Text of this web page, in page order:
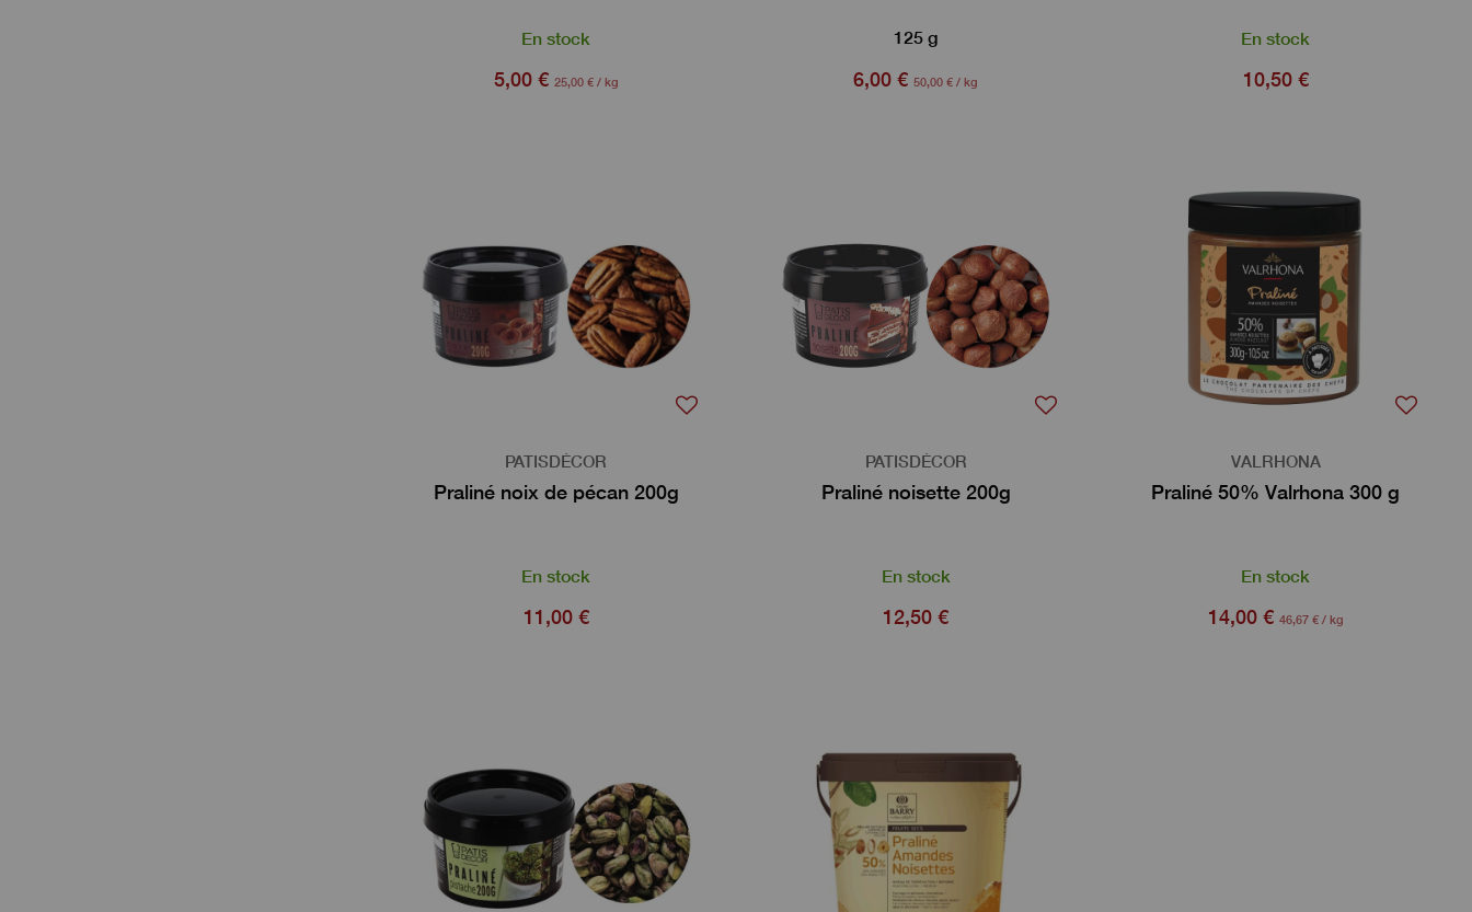
En stock
5,00 € 25,00 € / kg
125 g
6,00 €50,00 € / kg
En stock
10,50 €
PATISDÉCOR
Praliné noix de pécan 200g
En stock
11,00 €
PATISDÉCOR
Praliné noisette 200g
En stock
12,50 €
VALRHONA
Praliné 50% Valrhona 300 g
En stock
14,00 € 46,67 € / kg